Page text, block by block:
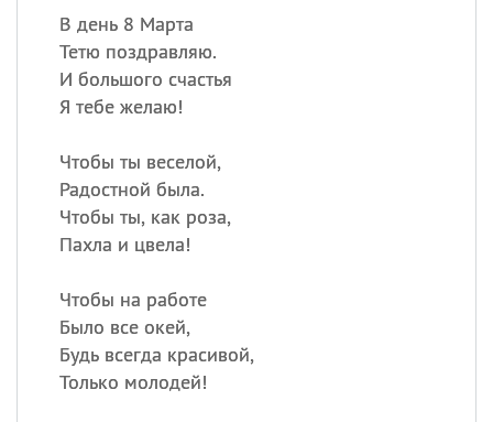
В день 8 Марта
Тетю поздравляю.
И большого счастья
Я тебе желаю!
Чтобы ты веселой,
Радостной была.
Чтобы ты, как роза,
Пахла и цвела!
Чтобы на работе
Было все окей,
Будь всегда красивой,
Только молодей!